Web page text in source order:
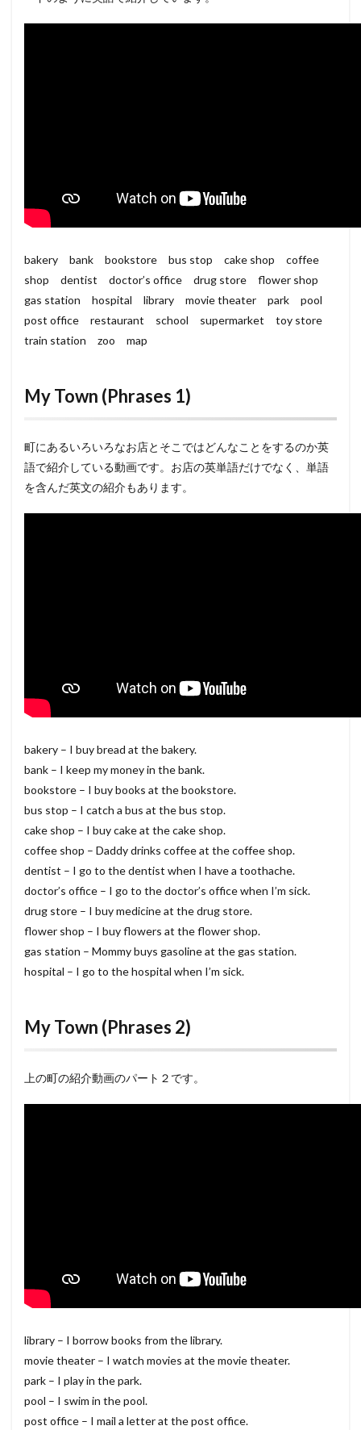
bakery bank bookstore bus stop cake shop coffee
shop dentist doctor’s office drug store flower shop
gas station hospital library movie theater park pool
post office restaurant school supermarket toy store
train station zoo map
My Town (Phrases 1)
町にあるいろいろなお店とそこではどんなことをするのか英
語で紹介している動画です。お店の英単語だけでなく、単語
を含んだ英文の紹介もあります。
bakery – I buy bread at the bakery.
bank – I keep my money in the bank.
bookstore – I buy books at the bookstore.
bus stop – I catch a bus at the bus stop.
cake shop – I buy cake at the cake shop.
coffee shop – Daddy drinks coffee at the coffee shop.
dentist – I go to the dentist when I have a toothache.
doctor’s office – I go to the doctor’s office when I’m sick.
drug store – I buy medicine at the drug store.
flower shop – I buy flowers at the flower shop.
gas station – Mommy buys gasoline at the gas station.
hospital – I go to the hospital when I’m sick.
My Town (Phrases 2)
上の町の紹介動画のパート２です。
library – I borrow books from the library.
movie theater – I watch movies at the movie theater.
park – I play in the park.
pool – I swim in the pool.
post office – I mail a letter at the post office.